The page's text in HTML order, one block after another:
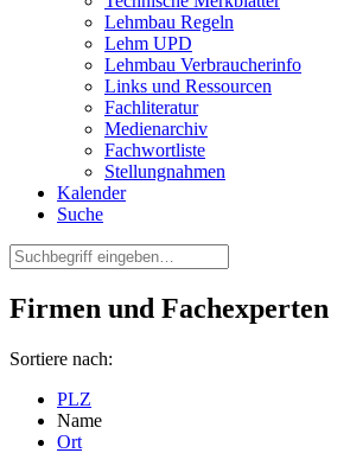
Lehmbau Regeln
Lehm UPD
Lehmbau Verbraucherinfo
Links und Ressourcen
Fachliteratur
Medienarchiv
Fachwortliste
Stellungnahmen
Kalender
Suche
Firmen und Fachexperten
Sortiere nach:
PLZ
Name
Ort